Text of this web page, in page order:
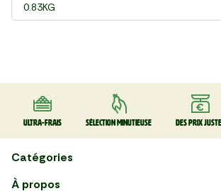
0.83KG
Ultra-frais Sélection minutieuse Des prix
Catégories
Faire ses courses en ligne
À propos